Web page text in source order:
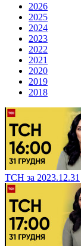
2026
2025
2024
2023
2022
2021
2020
2019
2018
ТСН за 2023.12.31